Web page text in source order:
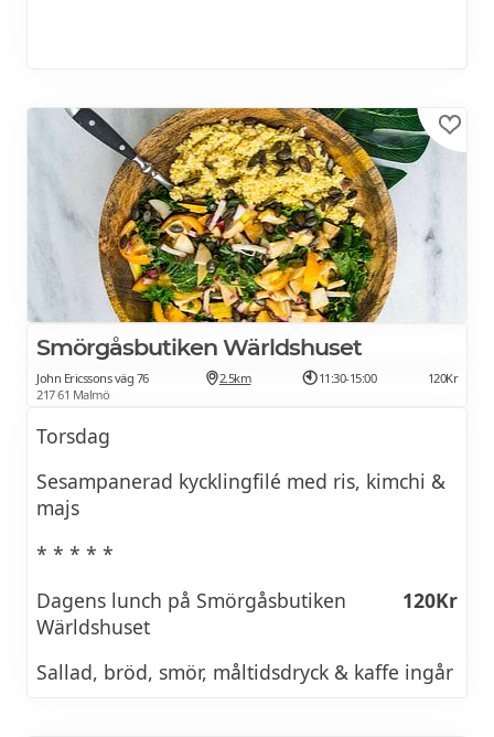
Smörgåsbutiken Wärldshuset
John Ericssons väg 76
217 61 Malmö
2.5km 11:30-15:00 120Kr
Torsdag
Sesampanerad kycklingfilé med ris, kimchi &
majs
* * * * *
Dagens lunch på Smörgåsbutiken
Wärldshuset
120Kr
Sallad, bröd, smör, måltidsdryck & kaffe ingår